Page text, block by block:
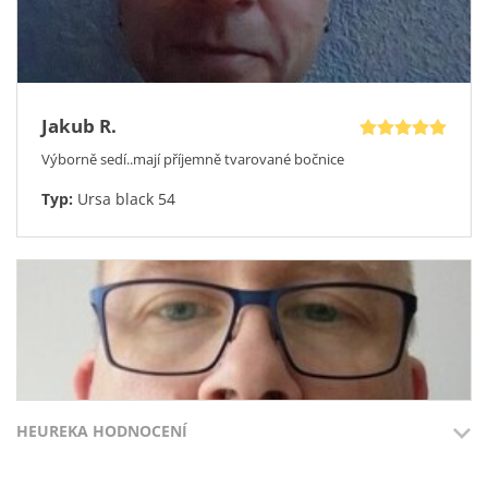
Nečekejte, až vám tuto příležitost někdo vyfoukne. Model
Icona Jericho Transparentnení jen módním doplňkem, je to
investice do stylu a sebevědomí.
Jakub R.
Výborně sedí..mají příjemně tvarované bočnice
Typ: Ursa black 54
HEUREKA HODNOCENÍ